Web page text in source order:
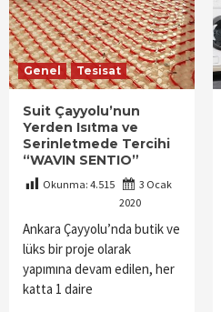
Genel Tesisat
Suit Çayyolu’nun
Yerden Isıtma ve
Serinletmede Tercihi
“WAVIN SENTIO”
Okunma: 4.515
3 Ocak
2020
Ankara Çayyolu’nda butik ve
lüks bir proje olarak
yapımına devam edilen, her
katta 1 daire